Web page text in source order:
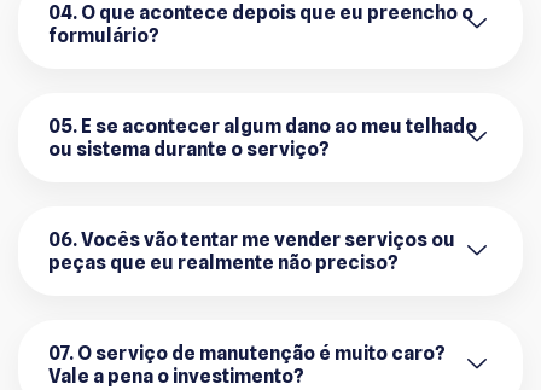
04. O que acontece depois que eu preencho o
formulário?
05. E se acontecer algum dano ao meu telhado
ou sistema durante o serviço?
06. Vocês vão tentar me vender serviços ou
peças que eu realmente não preciso?
07. O serviço de manutenção é muito caro?
Vale a pena o investimento?